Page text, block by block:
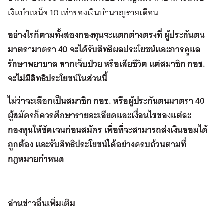
เงินบำเหน็จ 10 เท่าของเงินบำนาญรายเดือน
อย่างไรก็ตามทั้งสองกองทุนจะแตกต่างตรงที่ ผู้ประกันตน
มาตรามาตรา 40 จะได้รับสิทธิผลประโยชน์และการดูแล
รักษาพยาบาล หากเจ็บป่วย หรือเสียชีวิต แต่สมาชิก กอช.
จะไม่มีสิทธิประโยชน์ในส่วนนี้
ไม่ว่าจะเลือกเป็นสมาชิก กอช. หรือผู้ประกันตนมาตรา 40
ผู้สมัครก็ควรศึกษารายละเอียดและเงื่อนไขของแต่ละ
กองทุนให้ชัดเจนก่อนสมัคร เพื่อที่จะสามารถส่งเงินออมได้
ถูกต้อง และรับสิทธิประโยชน์ได้อย่างครบถ้วนตามที่
กฎหมายกำหนด
อ่านข่าวอื่นเพิ่มเติม